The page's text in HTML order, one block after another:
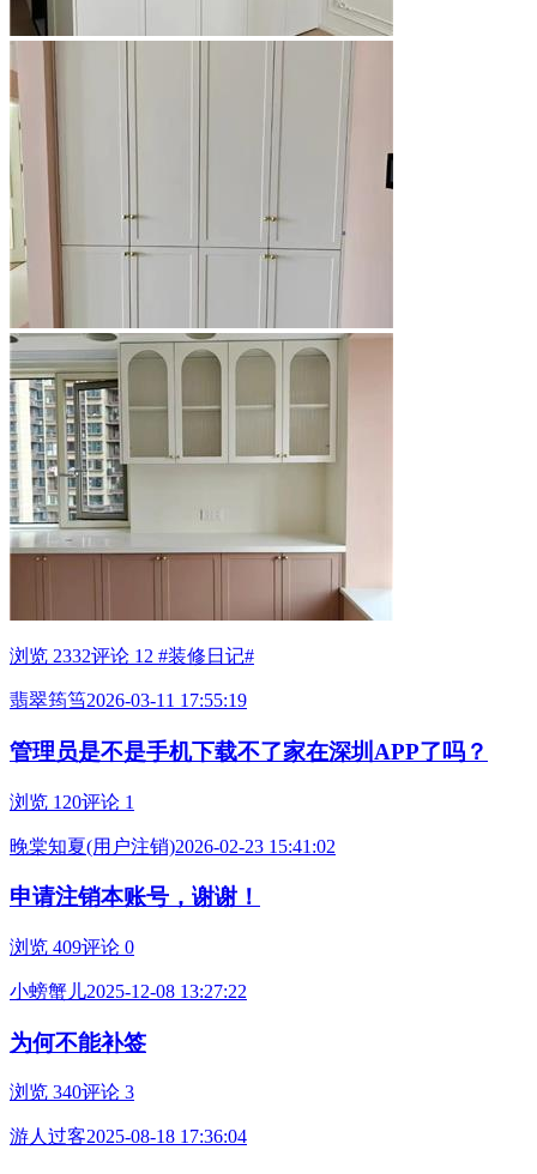
浏览 2332评论 12 #装修日记#
翡翠筠筜2026-03-11 17:55:19
管理员是不是手机下载不了家在深圳APP了吗？
浏览 120评论 1
晚棠知夏(用户注销)2026-02-23 15:41:02
申请注销本账号，谢谢！
浏览 409评论 0
小螃蟹儿2025-12-08 13:27:22
为何不能补签
浏览 340评论 3
游人过客2025-08-18 17:36:04